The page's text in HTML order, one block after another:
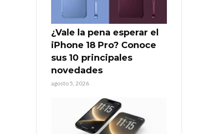
¿Vale la pena esperar el
iPhone 18 Pro? Conoce
sus 10 principales
novedades
agosto 5, 2026